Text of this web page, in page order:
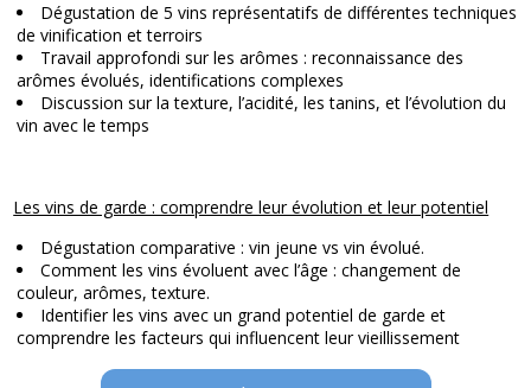
Dégustation de 5 vins représentatifs de différentes techniques
de vinification et terroirs
Travail approfondi sur les arômes : reconnaissance des
arômes évolués, identifications complexes
Discussion sur la texture, l’acidité, les tanins, et l’évolution du
vin avec le temps
Les vins de garde : comprendre leur évolution et leur potentiel
Dégustation comparative : vin jeune vs vin évolué.
Comment les vins évoluent avec l’âge : changement de
couleur, arômes, texture.
Identifier les vins avec un grand potentiel de garde et
comprendre les facteurs qui influencent leur vieillissement